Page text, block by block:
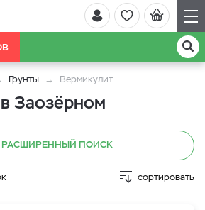
Грунты Вермикулит
Заозёрном
РАСШИРЕННЫЙ ПОИСК
сортировать